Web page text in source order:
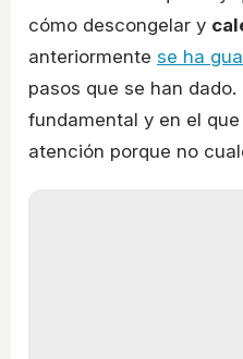
cómo descongelar y
anteriormente se ha
pasos que se han
fundamental y en el
atención porque no